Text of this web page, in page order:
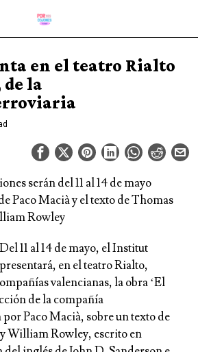
en el teatro Rialto
de la
serán del 11 al 14 de mayo
Paco Macià y el texto de Thomas
Rowley
11 al 14 de mayo, el Institut
en el teatro Rialto,
valencianas, la obra ‘El
de la compañía
Paco Macià, sobre un texto de
William Rowley, escrito en